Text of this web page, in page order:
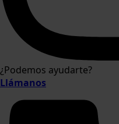
¿Podemos ayudarte?
Llámanos